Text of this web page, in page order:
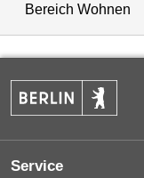
Bereich Wohnen
Service